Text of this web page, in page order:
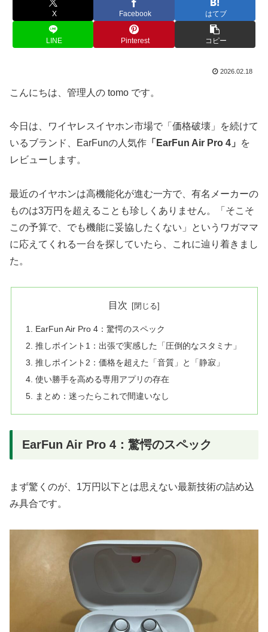
X Facebook はてブ
LINE Pinterest コピー
2026.02.18
こんにちは、管理人の tomo です。
今日は、ワイヤレスイヤホン市場で「価格破壊」を続けて
いるブランド、EarFunの人気作 「EarFun Air Pro 4」
を
レビューします。
最近のイヤホンは高機能化が進む一方で、有名メーカーの
ものは3万円を超えることも珍しくありません。「そこそ
この予算で、でも機能に妥協したくない」というワガママ
に応えてくれる一台を探していたら、これに辿り着きまし
た。
目次
EarFun Air Pro 4：驚愕のスペック
推しポイント1：出張で実感した「圧倒的なスタミナ」
推しポイント2：価格を超えた「音質」と「静寂」
使い勝手を高める専用アプリの存在
まとめ：迷ったらこれで間違いなし
EarFun Air Pro 4：驚愕のスペック
まず驚くのが、1万円以下とは思えない最新技術の詰め込
み具合です。